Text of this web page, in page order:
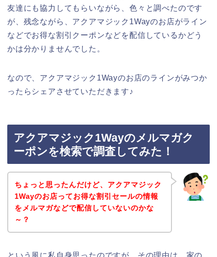
友達にも協力してもらいながら、色々と調べたのです
が、残念ながら、アクアマジック1Wayのお店がライン
などでお得な割引クーポンなどを配信しているかどう
かは分かりませんでした。
なので、アクアマジック1Wayのお店のラインがみつか
ったらシェアさせていただきます♪
アクアマジック1Wayのメルマガク
ーポンを検索で調査してみた！
ちょっと思ったんだけど、アクアマジック
1Wayのお店ってお得な割引セールの情報
をメルマガなどで配信していないのかな
～？
という風に私自身思ったのですが、その理由は、家の